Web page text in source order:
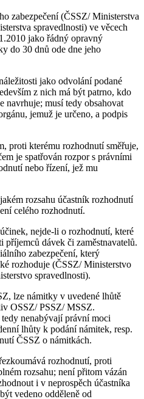
zabezpečení (ČSSZ/ Ministerstva
spravedlnosti) ve věcech
jako řádný opravný
do 30 dnů ode dne jeho
jako odvolání podané
z nich má být patrno, kdo
navrhuje; musí tedy obsahovat
jemuž je určeno, a podpis
proti kterému rozhodnutí směřuje,
je spatřován rozpor s právními
nebo řízení, jež mu
rozsahu účastník rozhodnutí
celého rozhodnutí.
nejde-li o rozhodnutí, které
příjemců dávek či zaměstnavatelů.
zabezpečení, který
rozhoduje (ČSSZ/ Ministerstvo
spravedlnosti).
lze námitky v uvedené lhůtě
OSSZ/ PSSZ/ MSSZ.
nenabývají právní moci
lhůty k podání námitek, resp.
ČSSZ o námitkách.
rozhodnutí, proti
rozsahu; není přitom vázán
i v neprospěch účastníka
vedeno odděleně od